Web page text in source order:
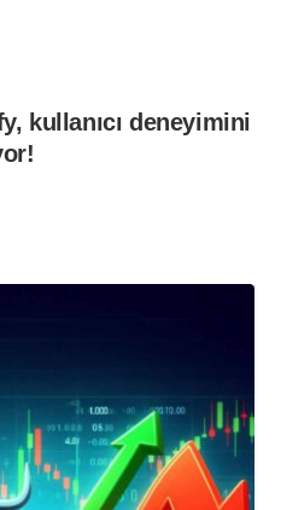
kullanıcı deneyimini